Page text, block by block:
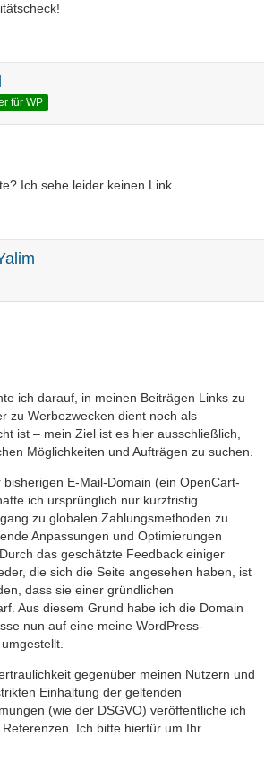
für WP
Ich sehe leider keinen Link.
ich darauf, in meinen Beiträgen Links zu
zu Werbezwecken dient noch als
ist – mein Ziel ist es hier ausschließlich,
Möglichkeiten und Aufträgen zu suchen.
bisherigen E-Mail-Domain (ein OpenCart-
ich ursprünglich nur kurzfristig
zu globalen Zahlungsmethoden zu
Anpassungen und Optimierungen
das geschätzte Feedback einiger
die sich die Seite angesehen haben, ist
dass sie einer gründlichen
Aus diesem Grund habe ich die Domain
nun auf eine meine WordPress-
gegenüber meinen Nutzern und
Einhaltung der geltenden
(wie der DSGVO) veröffentliche ich
Ich bitte hierfür um Ihr